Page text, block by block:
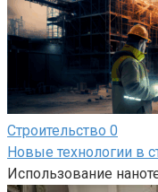
Строительство 0
Новые технологии в
Использование